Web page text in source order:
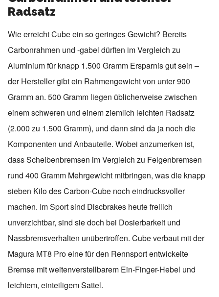
Radsatz
Wie erreicht Cube ein so geringes Gewicht? Bereits
Carbonrahmen und -gabel dürften im Vergleich zu
Aluminium für knapp 1.500 Gramm Ersparnis gut sein –
der Hersteller gibt ein Rahmengewicht von unter 900
Gramm an. 500 Gramm liegen üblicherweise zwischen
einem schweren und einem ziemlich leichten Radsatz
(2.000 zu 1.500 Gramm), und dann sind da ja noch die
Komponenten und Anbauteile. Wobei anzumerken ist,
dass Scheibenbremsen im Vergleich zu Felgenbremsen
rund 400 Gramm Mehrgewicht mitbringen, was die knapp
sieben Kilo des Carbon-Cube noch eindrucksvoller
machen. Im Sport sind Discbrakes heute freilich
unverzichtbar, sind sie doch bei Dosierbarkeit und
Nassbremsverhalten unübertroffen. Cube verbaut mit der
Magura MT8 Pro eine für den Rennsport entwickelte
Bremse mit weitenverstellbarem Ein-Finger-Hebel und
leichtem, einteiligem Sattel.